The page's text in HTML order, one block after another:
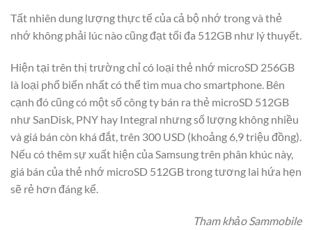
Tất nhiên dung lượng thực tế của cả bộ nhớ trong và thẻ
nhớ không phải lúc nào cũng đạt tối đa 512GB như lý thuyết.
Hiện tại trên thị trường chỉ có loại thẻ nhớ microSD 256GB
là loại phổ biến nhất có thể tìm mua cho smartphone. Bên
cạnh đó cũng có một số công ty bán ra thẻ microSD 512GB
như SanDisk, PNY hay Integral nhưng số lượng không nhiều
và giá bán còn khá đắt, trên 300 USD (khoảng 6,9 triệu đồng).
Nếu có thêm sự xuất hiện của Samsung trên phân khúc này,
giá bán của thẻ nhớ microSD 512GB trong tương lai hứa hẹn
sẽ rẻ hơn đáng kể.
Tham khảo Sammobile